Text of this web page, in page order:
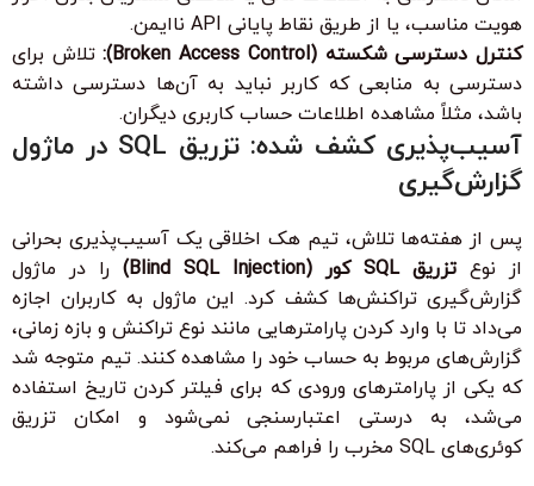
هویت مناسب، یا از طریق نقاط پایانی API ناایمن.
کنترل دسترسی شکسته (Broken Access Control):
تلاش برای
دسترسی به منابعی که کاربر نباید به آن‌ها دسترسی داشته
باشد، مثلاً مشاهده اطلاعات حساب کاربری دیگران.
آسیب‌پذیری کشف شده: تزریق SQL در ماژول
گزارش‌گیری
پس از هفته‌ها تلاش، تیم هک اخلاقی یک آسیب‌پذیری بحرانی
از نوعتزریق SQL کور (Blind SQL Injection)
را در ماژول
گزارش‌گیری تراکنش‌ها کشف کرد. این ماژول به کاربران اجازه
می‌داد تا با وارد کردن پارامترهایی مانند نوع تراکنش و بازه زمانی،
گزارش‌های مربوط به حساب خود را مشاهده کنند. تیم متوجه شد
که یکی از پارامترهای ورودی که برای فیلتر کردن تاریخ استفاده
می‌شد، به درستی اعتبارسنجی نمی‌شود و امکان تزریق
کوئری‌های SQL مخرب را فراهم می‌کند.